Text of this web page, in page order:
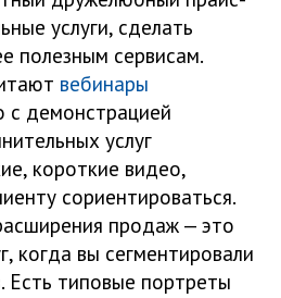
услуги, сделать
полезным сервисам.
вебинары
с демонстрацией
услуг
короткие видео,
сориентироваться.
продаж — это
когда вы сегментировали
Есть типовые портреты